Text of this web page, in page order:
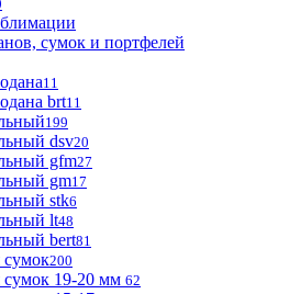
сумок и портфелей
11
brt11
199
dsv20
gfm27
gm17
stk6
lt48
bert81
200
19-20 мм 62